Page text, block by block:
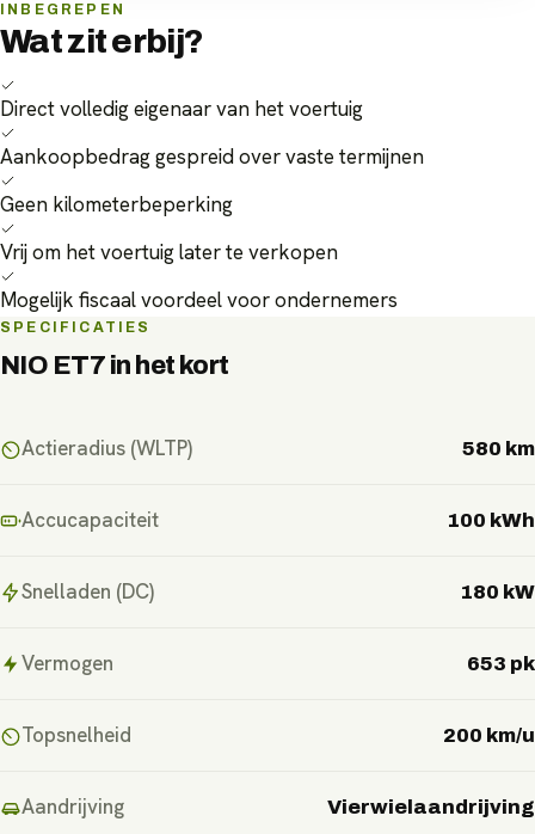
INBEGREPEN
Wat zit erbij?
Direct volledig eigenaar van het voertuig
Aankoopbedrag gespreid over vaste termijnen
Geen kilometerbeperking
Vrij om het voertuig later te verkopen
Mogelijk fiscaal voordeel voor ondernemers
SPECIFICATIES
NIO ET7 in het kort
Actieradius (WLTP) 580 km
Accucapaciteit 100 kWh
Snelladen (DC) 180 kW
Vermogen 653 pk
Topsnelheid 200 km/u
Aandrijving Vierwielaandrijving